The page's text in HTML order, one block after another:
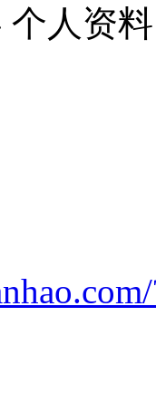
个人资料